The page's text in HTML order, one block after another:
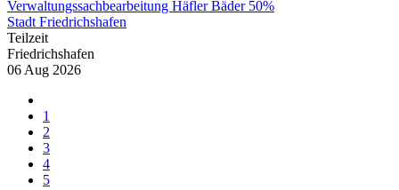
Verwaltungssachbearbeitung Häfler Bäder 50%
Stadt Friedrichshafen
Teilzeit
Friedrichshafen
06 Aug 2026
1
2
3
4
5